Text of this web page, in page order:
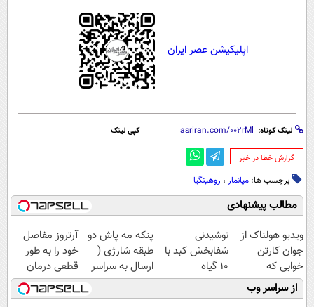
اپلیکیشن عصر ایران
لینک کوتاه: کپی لینک
‌گزارش خطا در خبر
برچسب ها: میانمار ، روهینگیا
مطالب پیشنهادی
ویدیو هولناک از
جوان کارتن
خوابی که
میلیاردر شد.
آموزش رایگان
نوشیدنی
شفابخش کبد با
10 گیاه
موثر(تخفیف تا
امشب)
پنکه مه پاش دو
طبقه شارژی (
ارسال به سراسر
کشور)
آرتروز مفاصل
خود را به طور
قطعی درمان
کنید!
◗پرسش‌نامه◖
از سراسر وب